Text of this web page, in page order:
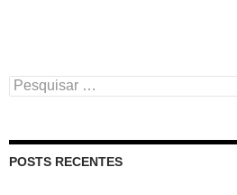
Pesquisar
por:
POSTS RECENTES